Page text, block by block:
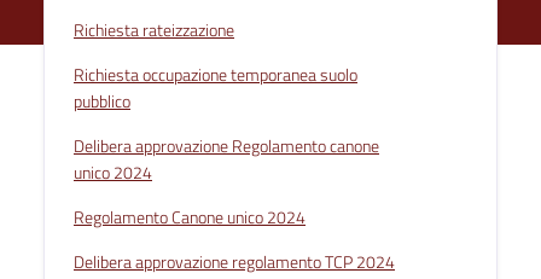
Richiesta rateizzazione
Richiesta occupazione temporanea suolo
pubblico
Delibera approvazione Regolamento canone
unico 2024
Regolamento Canone unico 2024
Delibera approvazione regolamento TCP 2024